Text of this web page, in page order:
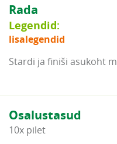
Rada
Legendid:
lisalegendid
Stardi ja finiši asukoht
Osalustasud
10x pilet